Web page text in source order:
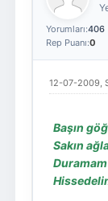
Yorumları:406
Rep Puanı:0
12-07-2009,
Başın
Sakın
Duramam